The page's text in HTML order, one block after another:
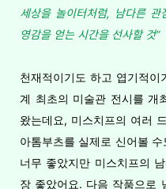
세상을 놀이터처럼, 남다른 관
영감을 얻는 시간을 선사할 것”
천재적이기도 하고 엽기적
계 최초의 미술관 전시를 개
왔는데요, 미스치프의 여러
아톰부츠를 실제로 신어볼
너무 좋았지만 미스치프의
장 좋았어요. 다음 작품으로